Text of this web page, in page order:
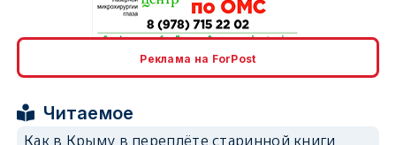
erid: 2SDnjcrDNw6
Реклама на ForPost
Читаемое
Как в Крыму в переплёте старинной книги